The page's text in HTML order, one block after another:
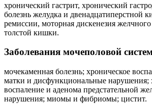
хронический гастрит, хронический
болезнь желудка и двенадцати­перстной
ремиссии, моторная дискенезия
толстой кишки.
Заболевания мочеполовой
мочекаменная болезнь; хроническое
матки и дисфункциональные нарушения;
воспаление и аденома предстательной
нарушения; миомы и фибриомы; цистит.